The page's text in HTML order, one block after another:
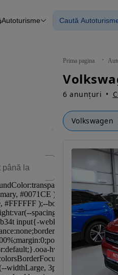
Autoturisme
Autoturisme
Mașini
Mașini cu
Caută
Prima pagina
6 anunțuri
Volkswagen